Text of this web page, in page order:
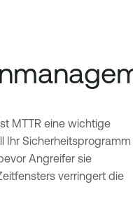
MTTR eine wichtige
Ihr Sicherheitsprogramm
Angreifer sie
verringert die